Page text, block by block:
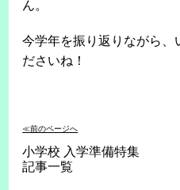
ん。
今学年を振り返りながら、
ださいね！
≪前のページへ
小学校 入学準備特集
記事一覧